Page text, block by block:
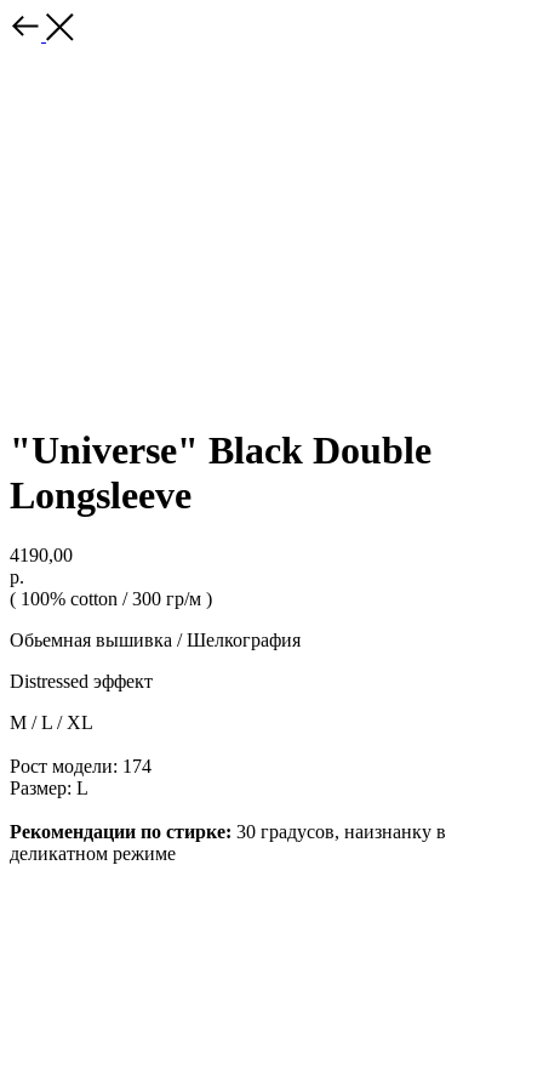
"Universe" Black Double
Longsleeve
4190,00
р.
( 100% cotton / 300 гр/м )
Обьемная вышивка / Шелкография
Distressed эффект
M / L / XL
Рост модели: 174
Размер: L
Рекомендации по стирке: 30 градусов, наизнанку в
деликатном режиме